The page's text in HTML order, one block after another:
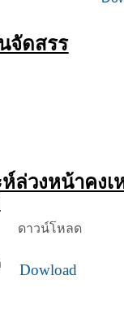
จัดสรร
ห์ล่วงหน้าคงเ
ดาวน์โหลด
Dowload